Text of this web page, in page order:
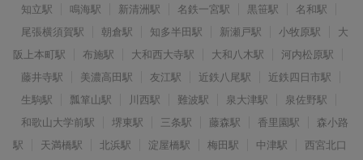
知立駅
鳴海駅 新清洲駅 名鉄一宮駅 黒笹駅
名和駅
尾張横須賀駅
朝倉駅 知多半田駅 新瀬戸駅 小牧原駅
大
阪上本町駅
布施駅 大和西大寺駅 大和八木駅
河内松原駅
藤井寺駅
美濃高田駅 友江駅 近鉄八尾駅
近鉄四日市駅
生駒駅
瓢箪山駅 川西駅 難波駅 泉大津駅
泉佐野駅
和歌山大学前駅
堺東駅 三条駅 藤森駅 香里園駅
森小路
駅
天満橋駅 北浜駅 淀屋橋駅 梅田駅 中津駅
西宮北口